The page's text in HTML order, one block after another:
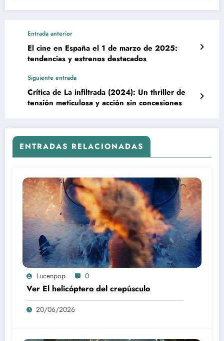
Entrada anterior
El cine en España el 1 de marzo de 2025:
tendencias y estrenos destacados
Siguiente entrada
Crítica de La infiltrada (2024): Un thriller de
tensión meticulosa y acción sin concesiones
ENTRADAS RELACIONADAS
Lucenpop 0
Ver El helicóptero del crepúsculo
20/06/2026